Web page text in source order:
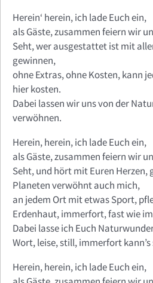
Herein‘ herein, ich lade Euch ein,
als Gäste, zusammen feiern wir
Seht, wer ausgestattet ist mit
gewinnen,
ohne Extras, ohne Kosten, kann
hier kosten.
Dabei lassen wir uns von der
verwöhnen.
Herein, herein, ich lade Euch ein,
als Gäste, zusammen feiern wir
Seht, und hört mit Euren Herzen,
Planeten verwöhnt auch mich,
an jedem Ort mit etwas Sport,
Erdenhaut, immerfort, fast wie im
Dabei lasse ich Euch
Wort, leise, still, immerfort kann’s
Herein, herein, ich lade Euch ein,